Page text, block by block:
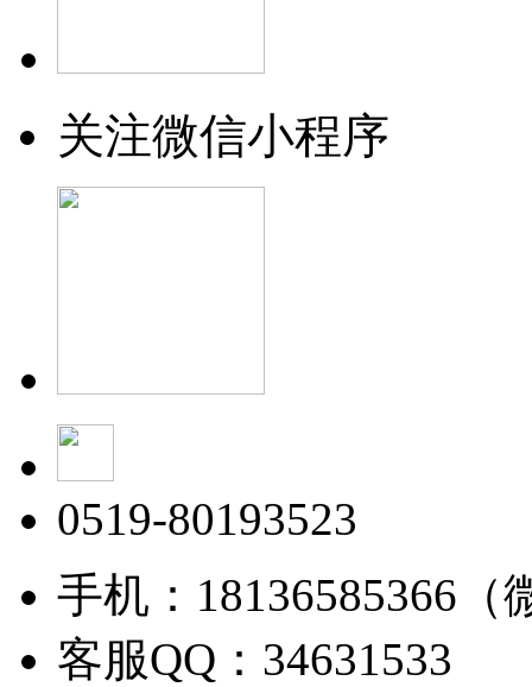
关注微信小程序
0519-80193523
手机：18136585366（
客服QQ：34631533